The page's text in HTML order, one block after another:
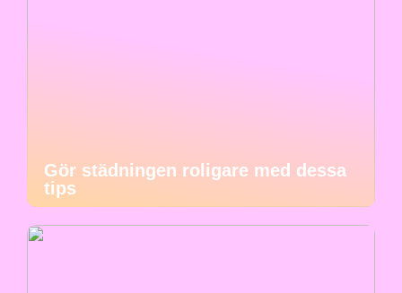
Gör städningen roligare med dessa
tips